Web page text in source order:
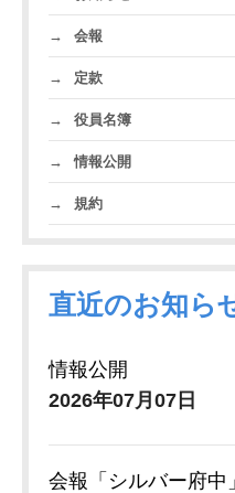
→ 会報
→ 定款
→ 役員名簿
→ 情報公開
→ 規約
直近のお知ら
情報公開
2026年07月07日
会報「シルバー府中